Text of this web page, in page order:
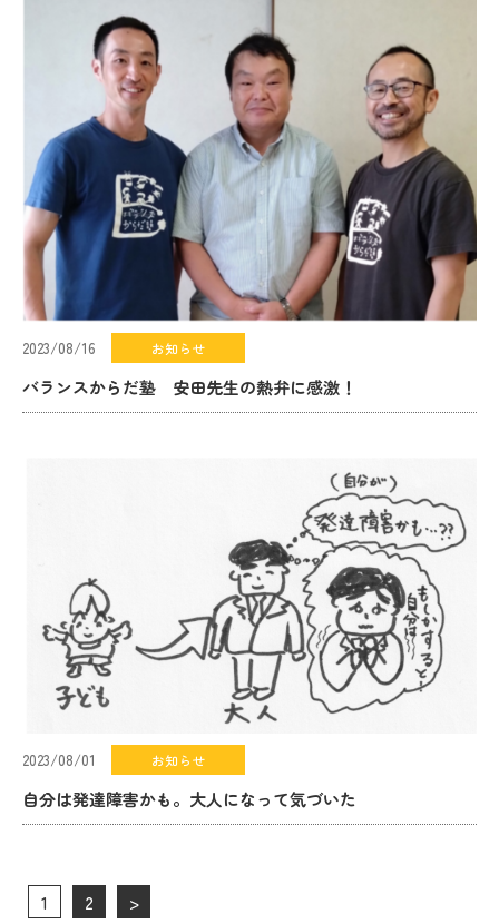
2023/08/16 お知らせ
バランスからだ塾 安田先生の熱弁に感激！
2023/08/01 お知らせ
自分は発達障害かも。大人になって気づいた
1 2 >